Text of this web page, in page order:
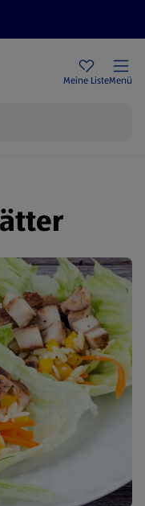
Meine ListeMenü